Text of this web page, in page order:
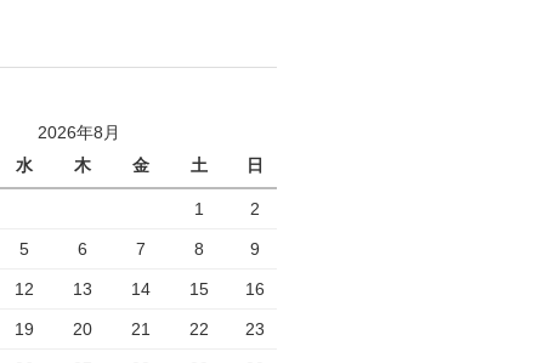
2026年8月
水 木 金 土 日
1 2
5 6 7 8 9
12 13 14 15 16
19 20 21 22 23